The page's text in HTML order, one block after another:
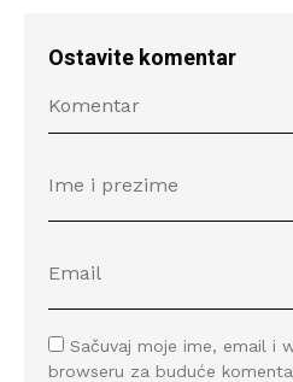
Ostavite komentar
Sačuvaj moje ime, email i
browseru za buduće